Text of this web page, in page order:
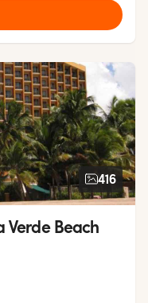
416
Beach
4.1 of 5